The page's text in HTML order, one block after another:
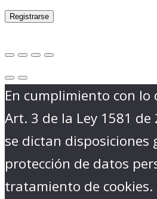
Registrarse
En cumplimiento con lo
Art. 3 de la Ley 1581 de
se dictan disposiciones
protección de datos
tratamiento de cookies.